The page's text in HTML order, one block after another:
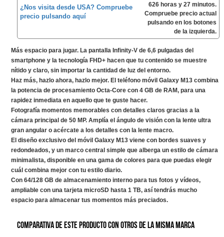
¿Nos visita desde USA? Compruebe
precio pulsando aquí
626 horas y 27 minutos.
Compruebe precio actual
pulsando en los botones
de la izquierda.
Más espacio para jugar. La pantalla Infinity-V de 6,6 pulgadas del
smartphone y la tecnología FHD+ hacen que tu contenido se muestre
nítido y claro, sin importar la cantidad de luz del entorno.
Haz más, hazlo ahora, hazlo mejor. El teléfono móvil Galaxy M13 combina
la potencia de procesamiento Octa-Core con 4 GB de RAM, para una
rapidez inmediata en aquello que te guste hacer.
Fotografía momentos memorables con detalles claros gracias a la
cámara principal de 50 MP. Amplía el ángulo de visión con la lente ultra
gran angular o acércate a los detalles con la lente macro.
El diseño exclusivo del móvil Galaxy M13 viene con bordes suaves y
redondeados, y un marco central simple que alberga un estilo de cámara
minimalista, disponible en una gama de colores para que puedas elegir
cuál combina mejor con tu estilo diario.
Con 64/128 GB de almacenamiento interno para tus fotos y vídeos,
ampliable con una tarjeta microSD hasta 1 TB, así tendrás mucho
espacio para almacenar tus momentos más preciados.
Comparativa de este producto con otros de la misma marca